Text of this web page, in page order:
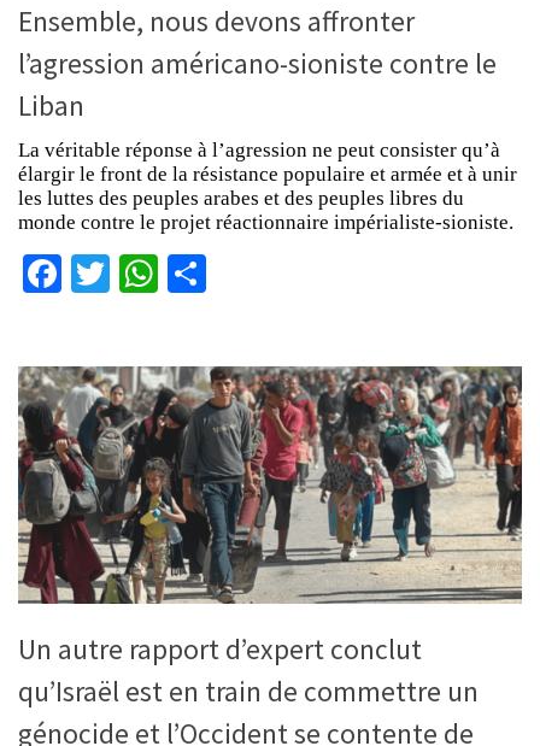
Ensemble, nous devons affronter
l’agression américano-sioniste contre le
Liban
La véritable réponse à l’agression ne peut consister qu’à
élargir le front de la résistance populaire et armée et à unir
les luttes des peuples arabes et des peuples libres du
monde contre le projet réactionnaire impérialiste-sioniste.
Facebook
TwitterWhatsApp
Un autre rapport d’expert conclut
qu’Israël est en train de commettre un
génocide et l’Occident se contente de